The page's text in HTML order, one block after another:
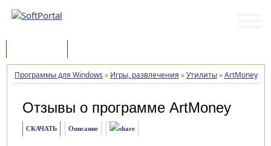
Программы для Windows » Игры, развлечения »Утилиты»ArtMoney
Отзывы о программе ArtMoney
СКАЧАТЬ Описание